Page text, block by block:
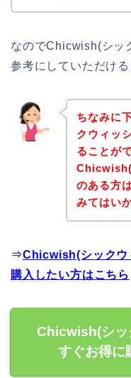
なのでChicwish(シッ
参考にしていただける
ちなみに
クウィッ
ることが
Chicwish(
のある方
みてはい
⇒Chicwish(シックウ
購入したい方はこちら
Chicwish(シッ
すぐお得に